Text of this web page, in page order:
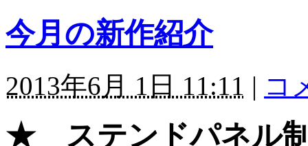
今月の新作紹介
2013年6月 1日 11:11 | コ
★ ステンドパネル